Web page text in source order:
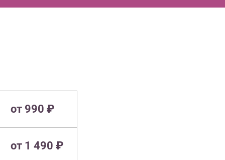
от 990 ₽
от 1 490 ₽